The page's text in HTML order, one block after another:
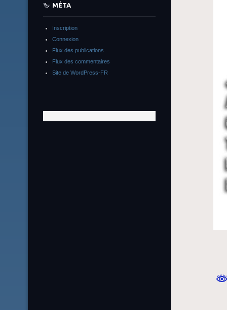
MÉTA
Inscription
Connexion
Flux des publications
Flux des commentaires
Site de WordPress-FR